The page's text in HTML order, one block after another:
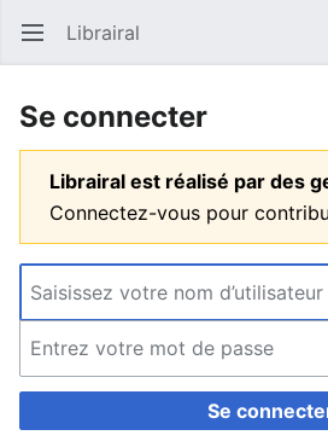
Ouvrir le menu principal Librairal
Se connecter
Librairal est réalisé par des
Connectez-vous pour
Se